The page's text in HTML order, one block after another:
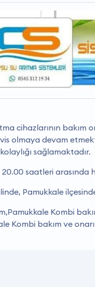
cihazlarının
olmaya devam
sağlamaktadır.
20.00 saatleri arasında
Pamukkale
Kombi
Kombi bakım ve